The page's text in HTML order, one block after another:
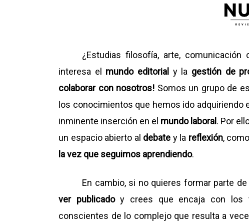
¿Estudias filosofía, arte,
interesa el mundo editorial y la gestión de
colaborar con nosotros! Somos un grupo de
los conocimientos que hemos ido adquiriendo
inminente inserción en el mundo laboral . Por
un espacio abierto al debate y la reflexión, como
la vez que seguimos aprendiendo.
En cambio, si no quieres formar parte
ver publicadoy crees que encaja con los
conscientes de lo complejo que resulta a